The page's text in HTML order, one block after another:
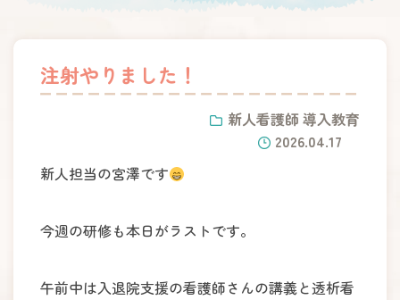
注射やりました！
新人看護師 導入教育
2026.04.17
新人担当の宮澤です
今週の研修も本日がラストです。
午前中は入退院支援の看護師さんの講義と透析看